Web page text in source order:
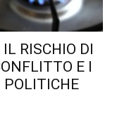
RISCHIO DI
E I
POLITICHE